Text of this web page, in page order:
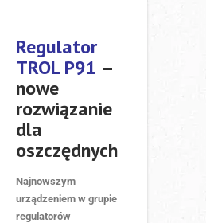
Regulator
TROL P91 –
nowe
rozwiązanie
dla
oszczędnych
Najnowszym
urządzeniem w grupie
regulatorów